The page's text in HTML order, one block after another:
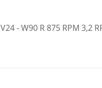
- W90 R 875 RPM 3,2